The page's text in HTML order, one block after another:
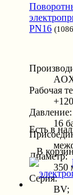
PN16
Рабочая
Давление:
16
Диаметр:
350
Серия:
BV;
Есть в
В